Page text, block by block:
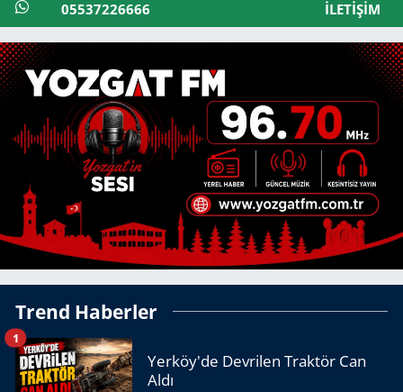
05537226666 İLETIŞIM
Trend Haberler
Yerköy'de Devrilen Traktör Can
Aldı
1